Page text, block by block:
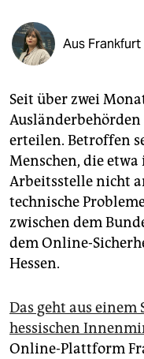
unterstützen
abo
genossenschaft
epaper login
Aus Frankfurt
Seit über zwei
erteilen. Betroffen
Menschen, die
Arbeitsstelle nicht
technische
zwischen dem
dem Online-
Hessen.
Das geht aus
hessischen
Online-Plattform